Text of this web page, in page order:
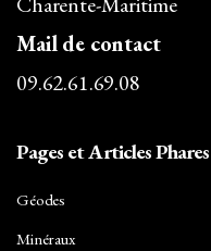
Mail de contact
09.62.61.69.08
Pages et Articles Phares
Géodes
Minéraux